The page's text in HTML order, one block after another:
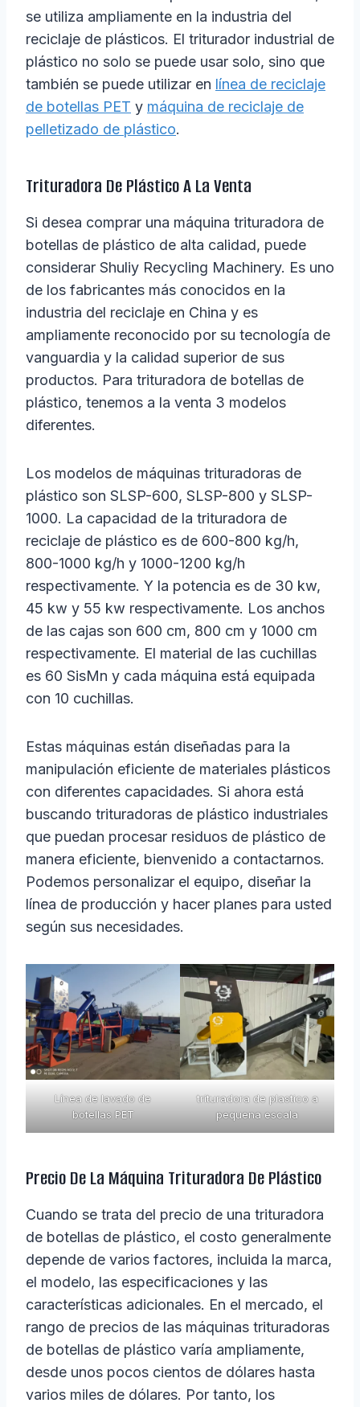
se utiliza ampliamente en la industria del
reciclaje de plásticos. El triturador industrial de
plástico no solo se puede usar solo, sino que
también se puede utilizar en línea de reciclaje
de botellas PET y máquina de reciclaje de
pelletizado de plástico.
Trituradora De Plástico A La Venta
Si desea comprar una máquina trituradora de
botellas de plástico de alta calidad, puede
considerar Shuliy Recycling Machinery. Es uno
de los fabricantes más conocidos en la
industria del reciclaje en China y es
ampliamente reconocido por su tecnología de
vanguardia y la calidad superior de sus
productos. Para trituradora de botellas de
plástico, tenemos a la venta 3 modelos
diferentes.
Los modelos de máquinas trituradoras de
plástico son SLSP-600, SLSP-800 y SLSP-
1000. La capacidad de la trituradora de
reciclaje de plástico es de 600-800 kg/h,
800-1000 kg/h y 1000-1200 kg/h
respectivamente. Y la potencia es de 30 kw,
45 kw y 55 kw respectivamente. Los anchos
de las cajas son 600 cm, 800 cm y 1000 cm
respectivamente. El material de las cuchillas
es 60 SisMn y cada máquina está equipada
con 10 cuchillas.
Estas máquinas están diseñadas para la
manipulación eficiente de materiales plásticos
con diferentes capacidades. Si ahora está
buscando trituradoras de plástico industriales
que puedan procesar residuos de plástico de
manera eficiente, bienvenido a contactarnos.
Podemos personalizar el equipo, diseñar la
línea de producción y hacer planes para usted
según sus necesidades.
Línea de lavado de
botellas PET
trituradora de plastico a
pequena escala
Precio De La Máquina Trituradora De Plástico
Cuando se trata del precio de una trituradora
de botellas de plástico, el costo generalmente
depende de varios factores, incluida la marca,
el modelo, las especificaciones y las
características adicionales. En el mercado, el
rango de precios de las máquinas trituradoras
de botellas de plástico varía ampliamente,
desde unos pocos cientos de dólares hasta
varios miles de dólares. Por tanto, los